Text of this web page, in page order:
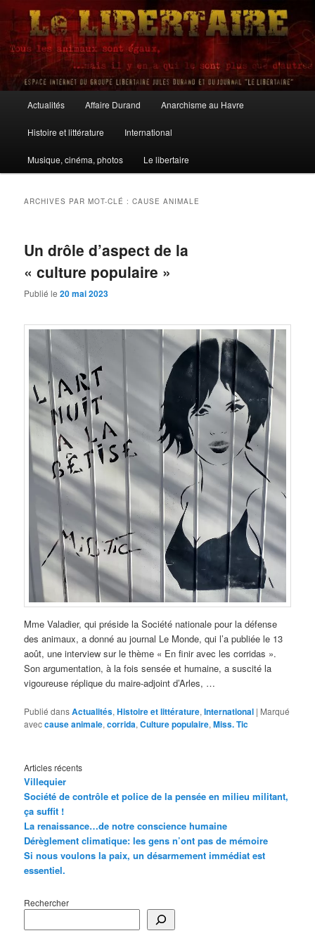
Aller
contenu
principal
Aller
contenu
secondaire
Le Libertaire
principal
Actualités Affaire Durand Anarchisme au Havre
Histoire et littérature International
Musique, cinéma, photos Le libertaire
ARCHIVES PAR MOT-CLÉ :CAUSE ANIMALE
Un drôle d’aspect de la
« culture populaire »
Publié le20 mai 2023
Mme Valadier, qui préside la Société nationale pour la défense
des animaux, a donné au journal Le Monde, qui l’a publiée le 13
août, une interview sur le thème « En finir avec les corridas ».
Son argumentation, à la fois sensée et humaine, a suscité la
vigoureuse réplique du maire-adjoint d’Arles, …
Publié dansActualités,Histoire et littérature,International | Marqué
aveccause animale,corrida,Culture populaire,Miss. Tic
Articles récents
Villequier
Société de contrôle et police de la pensée en milieu militant,
ça suffit !
La renaissance…de notre conscience humaine
Dérèglement climatique: les gens n’ont pas de mémoire
Si nous voulons la paix, un désarmement immédiat est
essentiel.
Rechercher